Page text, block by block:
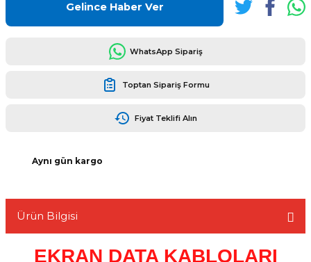
Gelince Haber Ver
WhatsApp Sipariş
Toptan Sipariş Formu
Fiyat Teklifi Alın
Aynı gün kargo
Ürün Bilgisi
EKRAN DATA KABLOLARI